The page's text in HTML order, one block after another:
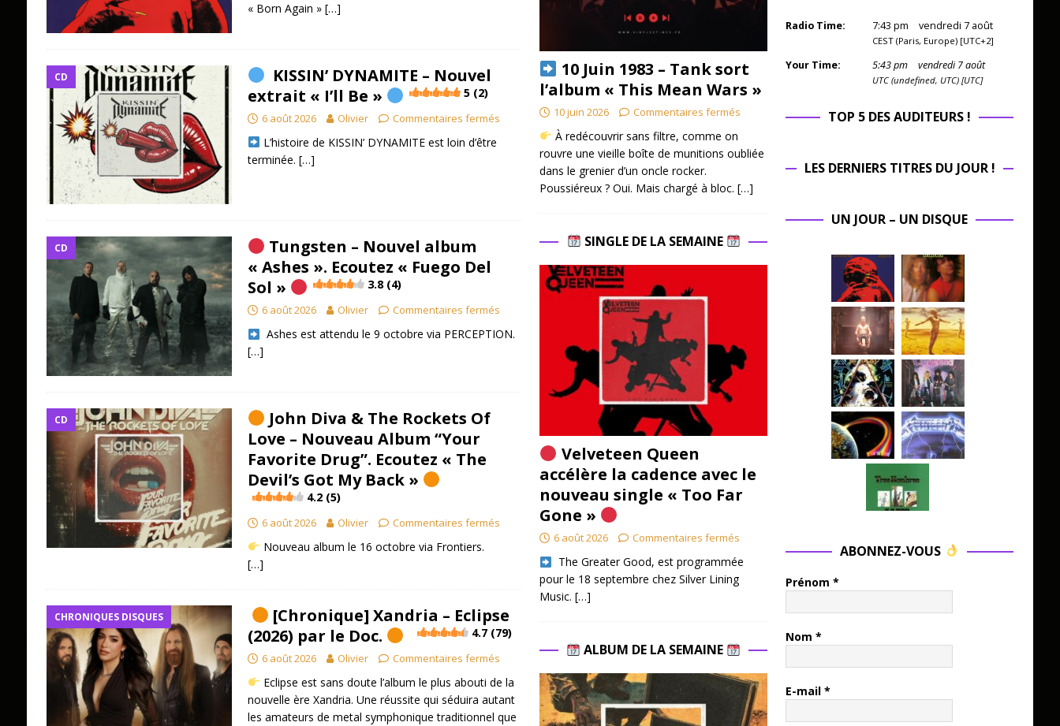
« Born Again » […]
CD
KISSIN’ DYNAMITE – Nouvel
extrait « I’ll Be »
5 (2)
6 août 2026 Olivier Commentaires fermés
L’histoire de KISSIN’ DYNAMITE est loin d’être
terminée. […]
CD
Tungsten – Nouvel album
« Ashes ». Ecoutez « Fuego Del
Sol »
3.8 (4)
6 août 2026 Olivier Commentaires fermés
​ Ashes est attendu le 9 octobre via PERCEPTION.
[…]
CD
John Diva & The Rockets Of
Love – Nouveau Album “Your
Favorite Drug”. Ecoutez « The
Devil’s Got My Back »
4.2 (5)
6 août 2026 Olivier Commentaires fermés
Nouveau album le 16 octobre via Frontiers.
[…]
CHRONIQUES DISQUES
[Chronique] Xandria – Eclipse
(2026) par le Doc.
4.7 (79)
6 août 2026 Olivier Commentaires fermés
Eclipse est sans doute l’album le plus abouti de la
nouvelle ère Xandria. Une réussite qui séduira autant
les amateurs de metal symphonique traditionnel que
10 Juin 1983 – Tank sort
l’album « This Mean Wars »
10 juin 2026 Commentaires fermés
À redécouvrir sans filtre, comme on
rouvre une vieille boîte de munitions oubliée
dans le grenier d’un oncle rocker.
Poussiéreux ? Oui. Mais chargé à bloc. […]
SINGLE DE LA SEMAINE
Velveteen Queen
accélère la cadence avec le
nouveau single « Too Far
Gone »
6 août 2026 Commentaires fermés
​ The Greater Good, est programmée
pour le 18 septembre chez Silver Lining
Music. […]
ALBUM DE LA SEMAINE
Radio Time: 7:43 pm vendredi 7 août
CEST (Paris, Europe) [UTC+2]
Your Time: 5:43pm vendredi 7 août
UTC (undefined, UTC) [UTC]
TOP 5 DES AUDITEURS !
LES DERNIERS TITRES DU JOUR !
UN JOUR – UN DISQUE
ABONNEZ-VOUS
Prénom *
Nom *
E-mail *